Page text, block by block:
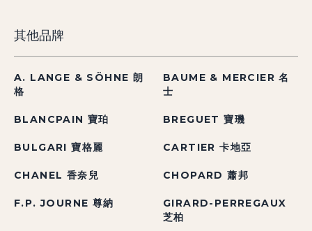
其他品牌
A. LANGE & SÖHNE 朗
格
BAUME & MERCIER 名
士
BLANCPAIN 寶珀 BREGUET 寶璣
BULGARI 寶格麗 CARTIER 卡地亞
CHANEL 香奈兒 CHOPARD 蕭邦
F.P. JOURNE 尊納
GIRARD-PERREGAUX
芝柏